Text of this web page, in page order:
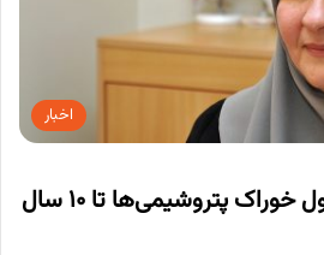
اخبار
شاهدایی: فرمول خوراک پتروشیمی‌ها تا ۱۰ سال